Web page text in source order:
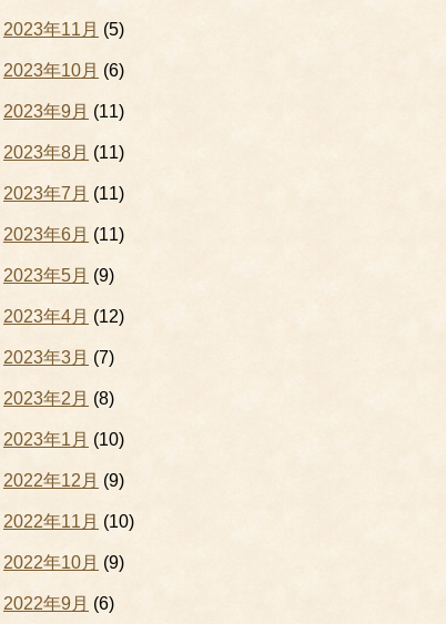
2023年11月 (5)
2023年10月 (6)
2023年9月 (11)
2023年8月 (11)
2023年7月 (11)
2023年6月 (11)
2023年5月 (9)
2023年4月 (12)
2023年3月 (7)
2023年2月 (8)
2023年1月 (10)
2022年12月 (9)
2022年11月 (10)
2022年10月 (9)
2022年9月 (6)